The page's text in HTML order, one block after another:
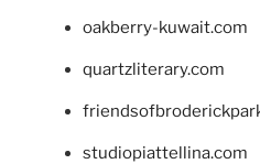
oakberry-kuwait.com
quartzliterary.com
studiopiattellina.com